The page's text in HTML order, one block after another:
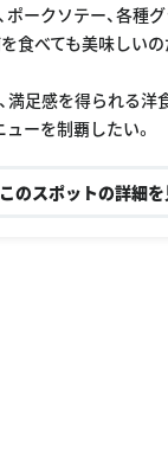
ポークソテー、各種
食べても美味しい
満足感を得られる洋
ーを制覇したい。
このスポットの詳細